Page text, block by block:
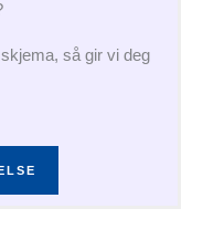
så gir vi deg